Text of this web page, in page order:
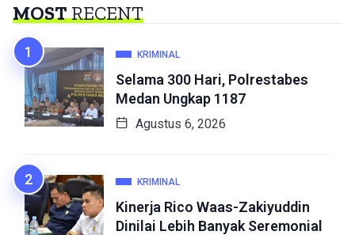
MOSTRECENT
KRIMINAL
Selama 300 Hari, Polrestabes
Medan Ungkap 1187
Agustus 6, 2026
KRIMINAL
Kinerja Rico Waas-Zakiyuddin
Dinilai Lebih Banyak Seremonial